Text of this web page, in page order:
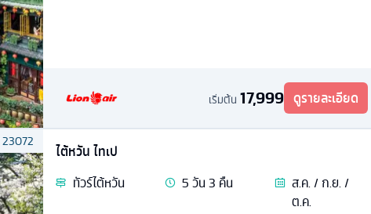
เริ่มต้น 17,999 ดูรายละเอียด
23072
ไต้หวัน ไทเป
ทัวร์ไต้หวัน 5วัน3 คืน
ส.ค. / ก.ย. /
ต.ค.